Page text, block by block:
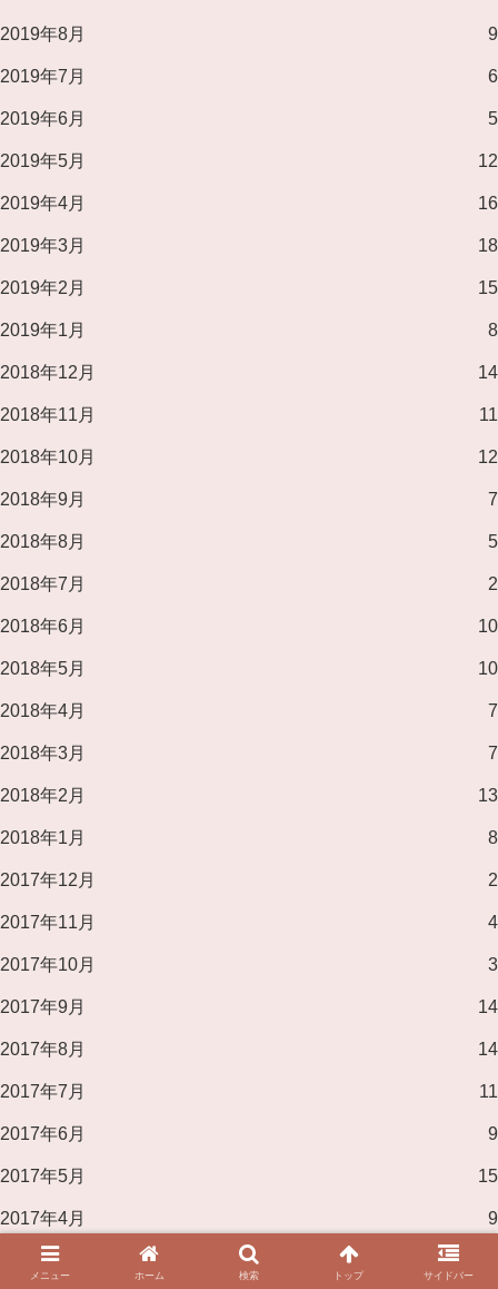
2019年8月 9
2019年7月 6
2019年6月 5
2019年5月 12
2019年4月 16
2019年3月 18
2019年2月 15
2019年1月 8
2018年12月 14
2018年11月 11
2018年10月 12
2018年9月 7
2018年8月 5
2018年7月 2
2018年6月 10
2018年5月 10
2018年4月 7
2018年3月 7
2018年2月 13
2018年1月 8
2017年12月 2
2017年11月 4
2017年10月 3
2017年9月 14
2017年8月 14
2017年7月 11
2017年6月 9
2017年5月 15
2017年4月 9
2017年3月
メニュー ホーム 検索 トップ サイドバー